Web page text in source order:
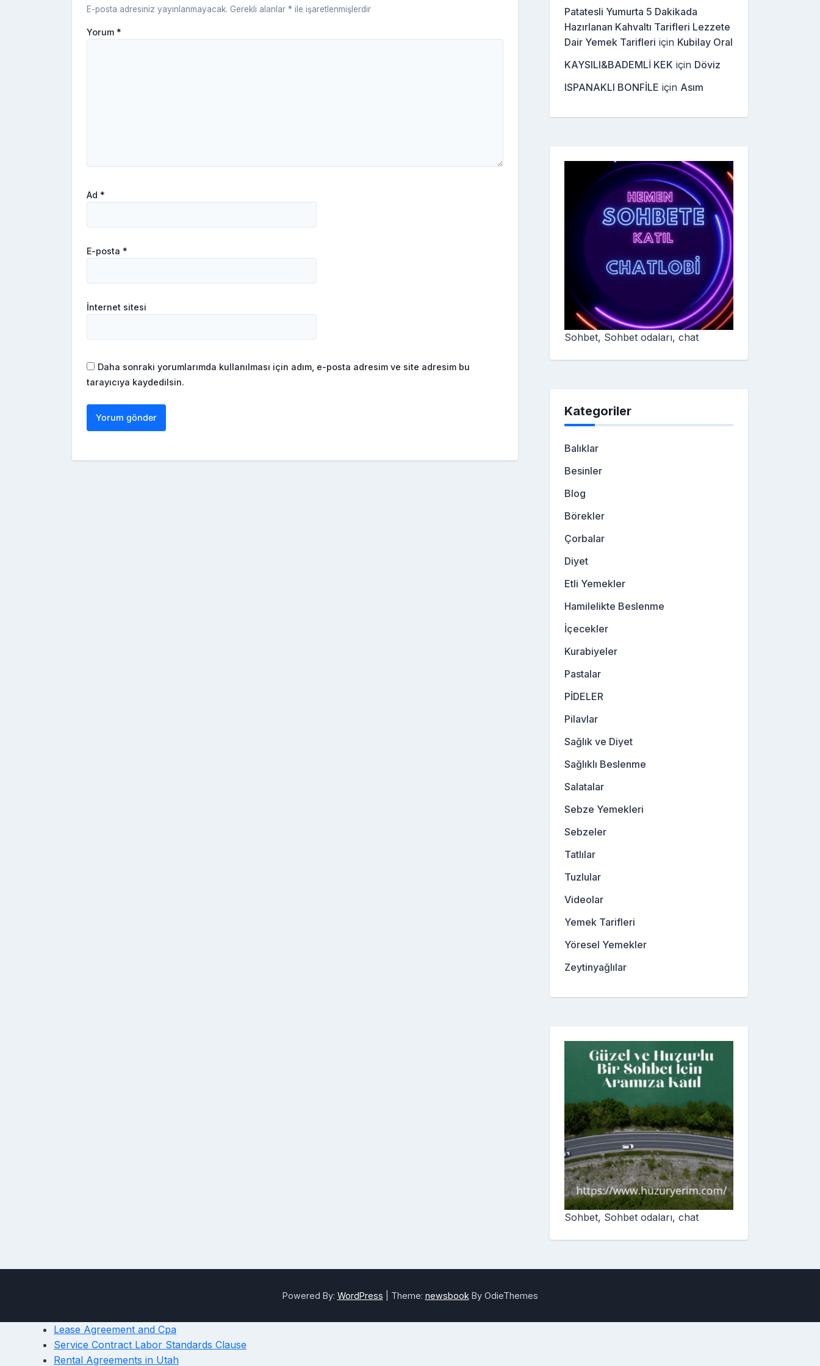
E-posta adresiniz yayınlanmayacak. Gerekli alanlar * ile işaretlenmişlerdir
Yorum *
Ad *
E-posta *
İnternet sitesi
Daha sonraki yorumlarımda kullanılması için adım, e-posta adresim ve site adresim bu
tarayıcıya kaydedilsin.
Patatesli Yumurta 5 Dakikada
Hazırlanan Kahvaltı Tarifleri Lezzete
Dair Yemek Tarifleri için Kubilay Oral
KAYSILI&BADEMLİ KEK için Döviz
ISPANAKLI BONFİLE için Asım
Sohbet, Sohbet odaları, chat
Kategoriler
Balıklar
Besinler
Blog
Börekler
Çorbalar
Diyet
Etli Yemekler
Hamilelikte Beslenme
İçecekler
Kurabiyeler
Pastalar
PİDELER
Pilavlar
Sağlık ve Diyet
Sağlıklı Beslenme
Salatalar
Sebze Yemekleri
Sebzeler
Tatlılar
Tuzlular
Videolar
Yemek Tarifleri
Yöresel Yemekler
Zeytinyağlılar
Sohbet, Sohbet odaları, chat
Powered By: WordPress Theme: newsbook By OdieThemes
Lease Agreement and Cpa
Service Contract Labor Standards Clause
Rental Agreements in Utah